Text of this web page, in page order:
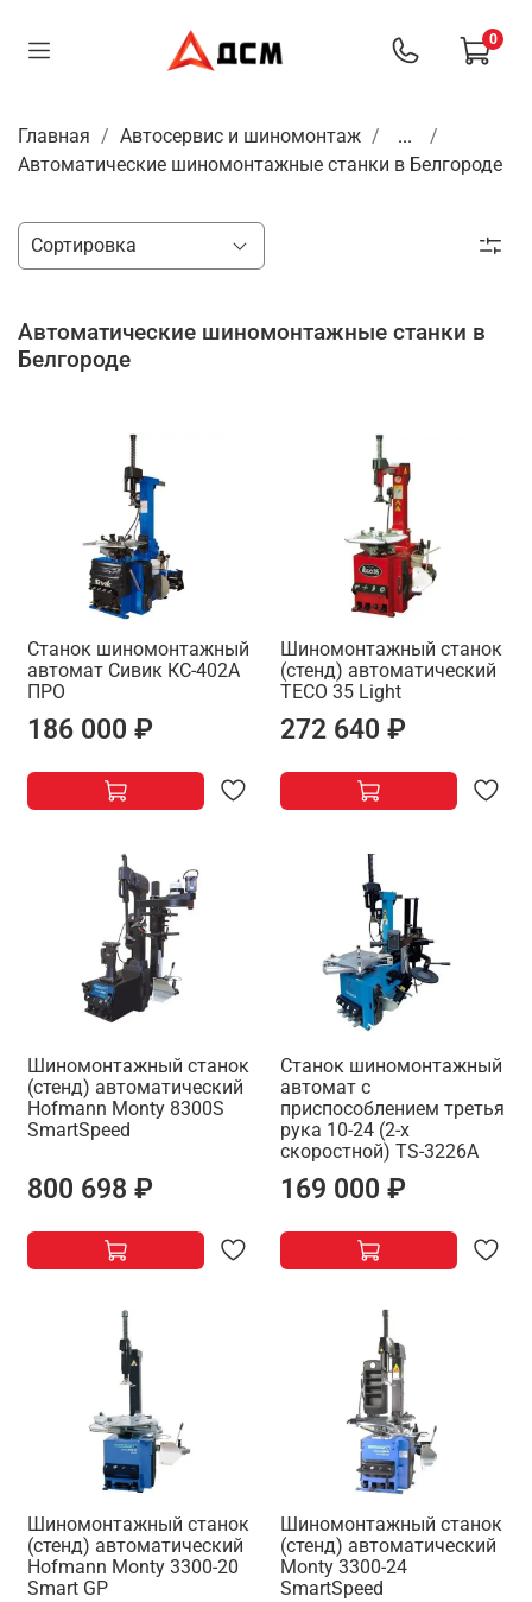
0
Главная Автосервис и шиномонтаж
...
Автоматические шиномонтажные станки в Белгороде
Автоматические шиномонтажные станки в
Белгороде
Станок шиномонтажный
автомат Сивик КС-402А
ПРО
186 000 ₽
Шиномонтажный станок
(стенд) автоматический
TECO 35 Light
272 640 ₽
Шиномонтажный станок
(стенд) автоматический
Hofmann Monty 8300S
SmartSpeed
800 698 ₽
Станок шиномонтажный
автомат с
приспособлением третья
рука 10-24 (2-х
скоростной) TS-3226A
169 000 ₽
Шиномонтажный станок
(стенд) автоматический
Hofmann Monty 3300-20
Smart GP
Шиномонтажный станок
(стенд) автоматический
Monty 3300-24
SmartSpeed